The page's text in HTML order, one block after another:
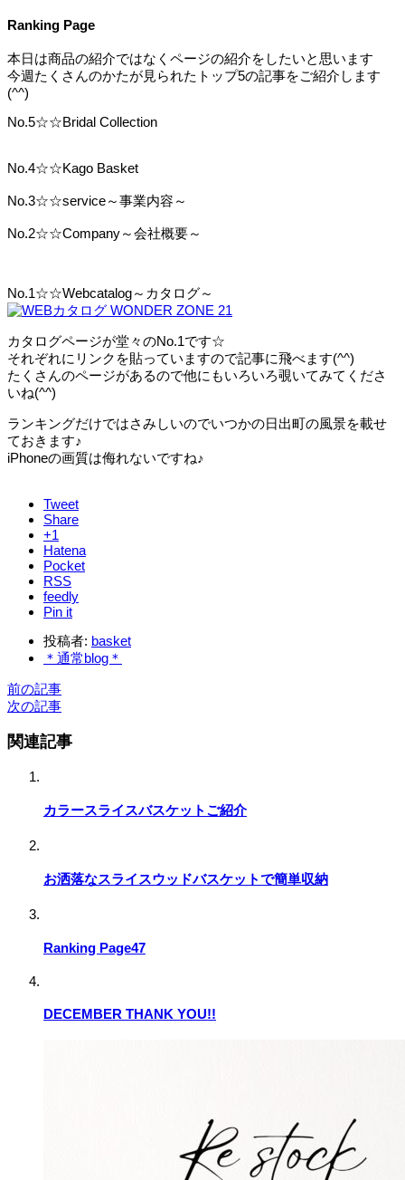
Ranking Page
本日は商品の紹介ではなくページの紹介をしたいと思います
今週たくさんのかたが見られたトップ5の記事をご紹介します
(^^)
No.5☆☆Bridal Collection
No.4☆☆Kago Basket
No.3☆☆service～事業内容～
No.2☆☆Company～会社概要～
No.1☆☆Webcatalog～カタログ～
カタログページが堂々のNo.1です☆
それぞれにリンクを貼っていますので記事に飛べます(^^)
たくさんのページがあるので他にもいろいろ覗いてみてくださ
いね(^^)
ランキングだけではさみしいのでいつかの日出町の風景を載せ
ておきます♪
iPhoneの画質は侮れないですね♪
Tweet
Share
+1
Hatena
Pocket
RSS
feedly
Pin it
投稿者: basket
＊通常blog＊
前の記事
次の記事
関連記事
カラースライスバスケットご紹介
お洒落なスライスウッドバスケットで簡単収納
Ranking Page47
DECEMBER THANK YOU!!